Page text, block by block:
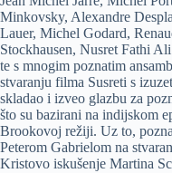
Minkovsky, Alexandre
Lauer, Michel Godard,
Stockhausen, Nusret Fathi
te s mnogim poznatim
stvaranju filma Susreti s
skladao i izveo glazbu za
što su bazirani na indijskom
Brookovoj režiji. Uz to,
Peterom Gabrielom na
Kristovo iskušenje Martina